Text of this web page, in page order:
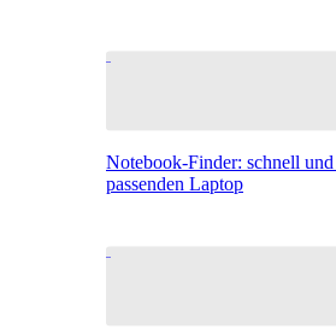
Notebook-Finder: schnell
passenden Laptop